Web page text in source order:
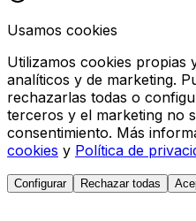
Usamos cookies
Utilizamos cookies propias
analíticos y de marketing.
rechazarlas todas o
terceros y el marketing no
consentimiento. Más
cookies y Política de
Configurar Rechazar todas